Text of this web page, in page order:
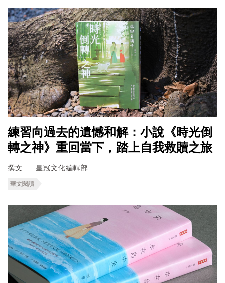
練習向過去的遺憾和解：小說《時光倒
轉之神》重回當下，踏上自我救贖之旅
撰文 皇冠文化編輯部
華文閱讀